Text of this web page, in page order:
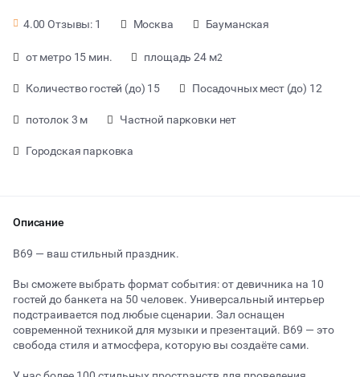
4.00 Отзывы: 1 Москва Бауманская
от метро 15 мин. площадь 24 м2
Количество гостей (до) 15 Посадочных мест (до) 12
потолок 3 м Частной парковки нет
Городская парковка
Описание
B69 — ваш стильный праздник.
Вы сможете выбрать формат события: от девичника на 10
гостей до банкета на 50 человек. Универсальный интерьер
подстраивается под любые сценарии. Зал оснащен
современной техникой для музыки и презентаций. B69 — это
свобода стиля и атмосфера, которую вы создаёте сами.
от 1250 ₽ за час
ВЕЧЕРИНКИ
ДЕНЬ РОЖДЕНИЯ
Начало Окончание